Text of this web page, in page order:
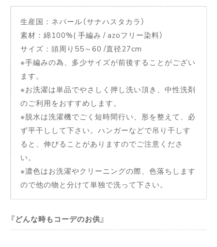
生産国：ネパール（サナハスタカラ）
素材：綿100%( 手編み / azoフリー染料）
サイズ：頭周り55～60 /直径27cm
※手編みの為、多少サイズが前後することがござい
ます。
※お洗濯は単品でやさしく押し洗い頂き、中性洗剤
のご利用をおすすめします。
※脱水は洗濯機でごく短時間行い、形を整えて、必
ず平干しして下さい。ハンガーなどで吊り干しす
ると、伸びることがありますのでご注意くださ
い。
※濃色はお洗濯やクリーニングの際、色落ちします
ので他の物と分けて単独で洗って下さい。
どんな時もコーデのお供